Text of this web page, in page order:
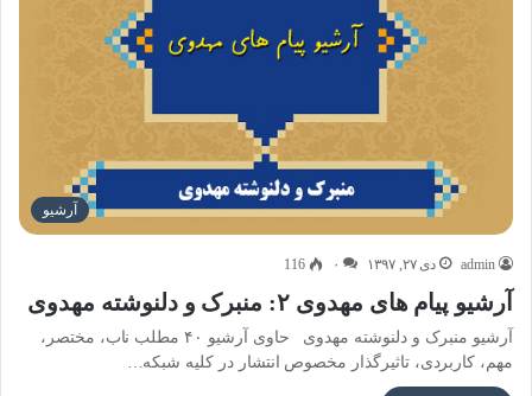
آرشیو
admin دی ۲۷, ۱۳۹۷ ۰ 116
آرشیو پیام های مهدوی ۲: منبرک و دلنوشته مهدوی
آرشیو منبرک و دلنوشته مهدوی حاوی آرشیو ۴۰ مطلب ناب، مختصر،
مهم، کاربردی، تاثیرگذار مخصوص انتشار در کلیه شبکه…